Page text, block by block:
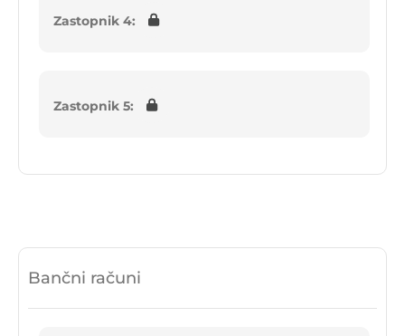
Zastopnik 4:
Zastopnik 5:
Bančni računi